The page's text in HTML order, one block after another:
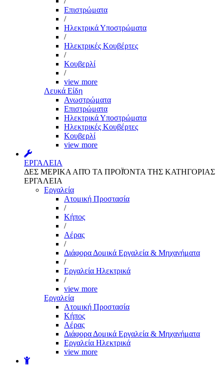
Επιστρώματα
/
Ηλεκτρικά Υποστρώματα
/
Ηλεκτρικές Κουβέρτες
/
Κουβερλί
/
view more
Λευκά Είδη
Ανωστρώματα
Επιστρώματα
Ηλεκτρικά Υποστρώματα
Ηλεκτρικές Κουβέρτες
Κουβερλί
view more
ΕΡΓΑΛΕΙΑ
ΔΕΣ ΜΕΡΙΚΑ ΑΠΌ ΤΑ ΠΡΟΪΌΝΤΑ ΤΗΣ ΚΑΤΗΓΟΡΙΑΣ
ΕΡΓΑΛΕΙΑ
Εργαλεία
Aτομική Προστασία
/
Kήπος
/
Αέρας
/
Διάφορα Δομικά Εργαλεία & Μηχανήματα
/
Εργαλεία Ηλεκτρικά
/
view more
Εργαλεία
Aτομική Προστασία
Kήπος
Αέρας
Διάφορα Δομικά Εργαλεία & Μηχανήματα
Εργαλεία Ηλεκτρικά
view more